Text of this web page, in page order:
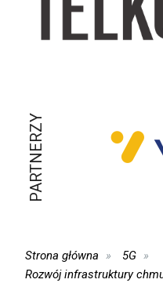
PARTNERZY
Strona główna
5G
Rozwój infrastruktury